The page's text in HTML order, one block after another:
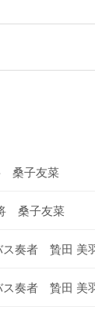
桑子友菜
桑子友菜
奏者 贄田 美
奏者 贄田 美